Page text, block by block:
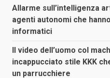
Allarme sull’intelligenza
agenti autonomi che
informatici
Il video dell’uomo col
incappucciato stile KKK
un parrucchiere